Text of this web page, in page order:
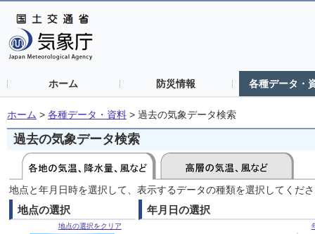
ホーム 防災情報 各種データ・
ホーム > 各種データ・資料 > 過去の気象データ検索
過去の気象データ検索
地点と年月日時を選択して、表示するデータの種類を選択してくだ
地点の選択
地点の選択をクリア
年月日の選択